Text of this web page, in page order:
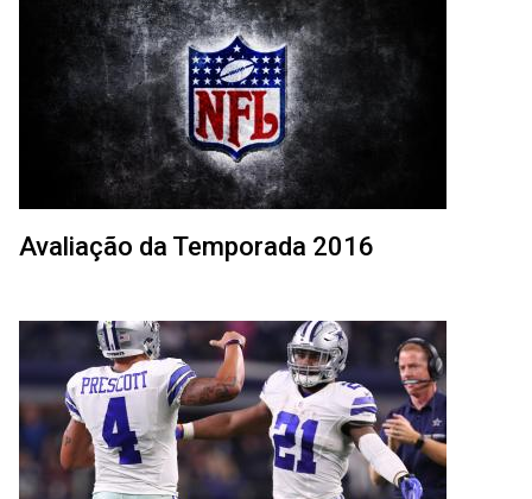
Avaliação da Temporada 2016